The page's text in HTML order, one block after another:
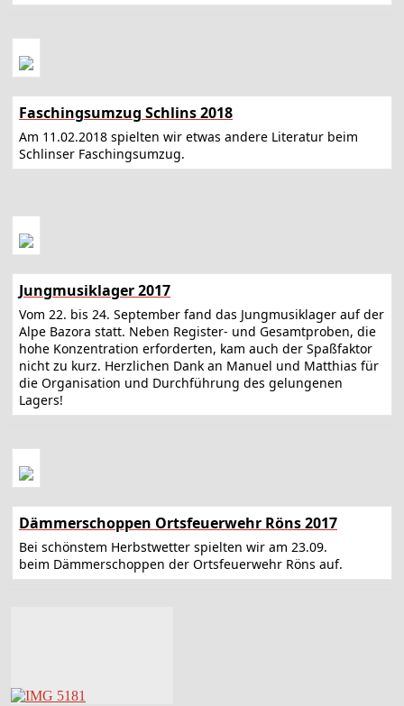
Faschingsumzug Schlins 2018
Am 11.02.2018 spielten wir etwas andere Literatur beim
Schlinser Faschingsumzug.
Jungmusiklager 2017
Vom 22. bis 24. September fand das Jungmusiklager auf der
Alpe Bazora statt. Neben Register- und Gesamtproben, die
hohe Konzentration erforderten, kam auch der Spaßfaktor
nicht zu kurz. Herzlichen Dank an Manuel und Matthias für
die Organisation und Durchführung des gelungenen
Lagers!
Dämmerschoppen Ortsfeuerwehr Röns 2017
Bei schönstem Herbstwetter spielten wir am 23.09.
beim Dämmerschoppen der Ortsfeuerwehr Röns auf.